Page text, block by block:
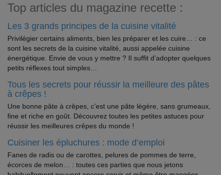
Top articles du magazine recette :
Les 3 grands principes de la cuisine vitalité
Privilégier certains aliments, bien les préparer et les cuire… : ce
sont les secrets de la cuisine vitalité, aussi appelée cuisine
énergétique. Envie de vous y mettre ? Il suffit d’adopter quelques
petits réflexes tout simples…
Tous les secrets pour réussir la meilleure des pâtes
à crêpes !
Une bonne pâte à crêpes, c’est une pâte légère, sans grumeaux,
fine et riche en goût. Découvrez toutes les petites astuces pour
réussir les meilleures crêpes du monde !
Cuisiner les épluchures : mode d’emploi
Fanes de radis ou de carottes, pelures de pommes de terre,
écorces de melon… : toutes ces parties que nous jetons